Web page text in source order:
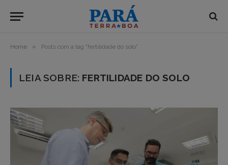
Home » Posts com a tag "fertilidade do solo"
LEIA SOBRE: FERTILIDADE DO SOLO